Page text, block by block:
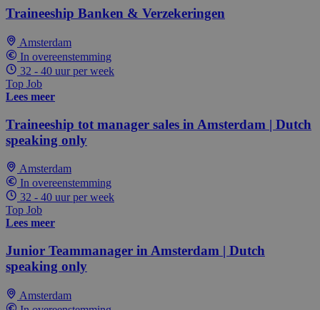
Traineeship Banken & Verzekeringen
Amsterdam
In overeenstemming
32 - 40 uur per week
Top Job
Lees meer
Traineeship tot manager sales in Amsterdam | Dutch
speaking only
Amsterdam
In overeenstemming
32 - 40 uur per week
Top Job
Lees meer
Junior Teammanager in Amsterdam | Dutch
speaking only
Amsterdam